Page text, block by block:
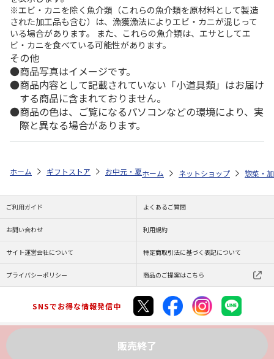
※エビ・カニを除く魚介類（これらの魚介類を原材料として製造
された加工品も含む）は、漁獲漁法によりエビ・カニが混じって
いる場合があります。 また、これらの魚介類は、エサとしてエ
ビ・カニを食べている可能性があります。
その他
商品写真はイメージです。
商品内容として記載されていない「小道具類」はお届け
する商品に含まれておりません。
商品の色は、ご覧になるパソコンなどの環境により、実
際と異なる場合があります。
販売終了
ホーム ギフトストア お中元・夏ギフト特集 2026 ゆうゆうギフト
ホーム ネットショップ 惣菜・
ご利用ガイド よくあるご質問
お問い合わせ 利用規約
サイト運営会社について 特定商取引法に基づく表記について
プライバシーポリシー 商品のご提案はこちら
SNSでお得な情報発信中